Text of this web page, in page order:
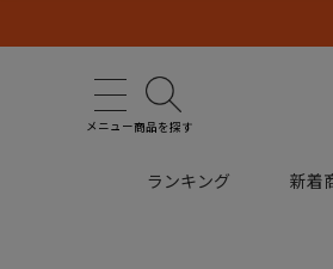
メニュー商品を探す
ランキング 新着